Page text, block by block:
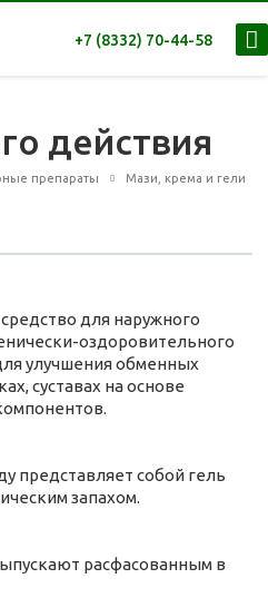
+7 (8332) 70-44-58
действия
препараты Мази, крема и гели
для наружного
оздоровительного
улучшения обменных
суставах на основе
представляет собой гель
запахом.
расфасованным в